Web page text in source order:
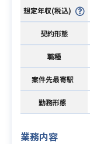
想定年収(税込)
契約形態
職種
案件先最寄駅
勤務形態
業務内容